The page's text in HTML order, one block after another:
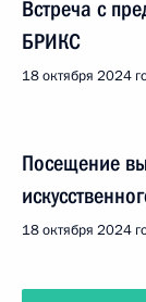
Встреча с
БРИКС
18 октября 2024
Посещение
18 октября 2024